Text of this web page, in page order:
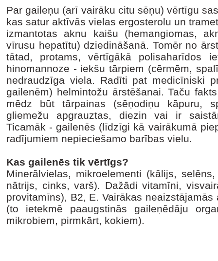
Par gaileņu (arī vairāku citu sēņu) vērtīgu
kas satur aktīvās vielas ergosterolu un
izmantotas aknu kaišu (hemangiomas,
vīrusu hepatītu) dziedināšanā. Tomēr no
tātad, protams, vērtīgākā polisaharīdos
hinomannoze - iekšu tārpiem (cērmēm,
nedraudzīga viela. Radīti pat medicīniski
gailenēm) helmintožu ārstēšanai. Taču
mēdz būt tārpainas (sēņodiņu kāpuru,
gliemežu apgrauztas, diezin vai ir
Ticamāk - gailenēs (līdzīgi kā vairākumā
radījumiem nepieciešamo barības vielu.
Kas gailenēs tik vērtīgs?
Minerālvielas, mikroelementi (kālijs,
nātrijs, cinks, varš). Dažādi vitamīni,
provitamīns), B2, E. Vairākas
(to ietekmē paaugstinās gaileņēdāju
mikrobiem, pirmkārt, kokiem).